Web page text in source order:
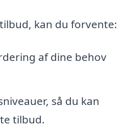
kan du forvente:
af dine behov
så du kan
tilbud.